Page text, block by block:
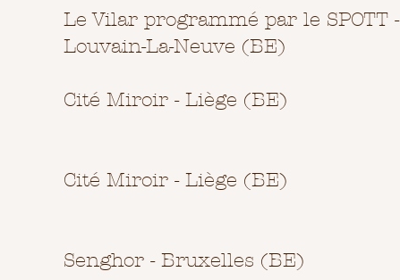
Le Vilar programmé par le SPOTT -
Louvain-La-Neuve (BE)
Cité Miroir - Liège (BE)
Cité Miroir - Liège (BE)
Senghor - Bruxelles (BE)